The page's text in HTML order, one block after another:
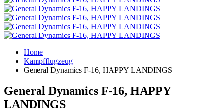
Home
Kampfflugzeug
General Dynamics F-16, HAPPY LANDINGS
General Dynamics F-16, HAPPY
LANDINGS